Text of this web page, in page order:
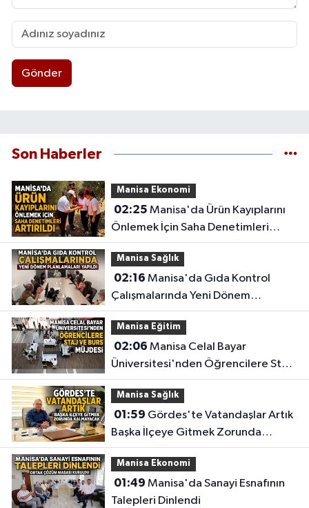
Gönder
Son Haberler
Manisa Ekonomi
02:25
Önlemek İçin Saha Denetimleri
Artırıldı
Manisa Sağlık
02:16
Çalışmalarında Yeni Dönem
Planlamaları Yapıldı
Manisa Eğitim
02:06
Üniversitesi'nden Öğrencilere Staj
ve Burs Müjdesi
Manisa Sağlık
01:59
Başka İlçeye Gitmek Zorunda
Kalmayacak
Manisa Ekonomi
01:49
Talepleri Dinlendi